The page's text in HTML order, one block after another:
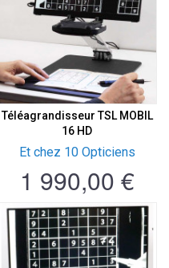
Téléagrandisseur TSL MOBIL
16 HD
Et chez 10 Opticiens
1 990,00 €